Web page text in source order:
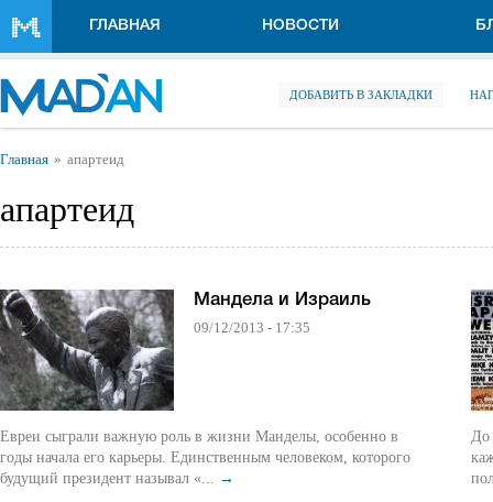
ГЛАВНАЯ НОВОСТИ
ДОБАВИТЬ В ЗАКЛАДКИ
Вы здесь
Главная апартеид
апартеид
Мандела и Израиль
09/12/2013 - 17:35
Евреи сыграли важную роль в жизни Манделы, особенно в
годы начала его карьеры. Единственным человеком, которого
будущий президент называл «... →
До